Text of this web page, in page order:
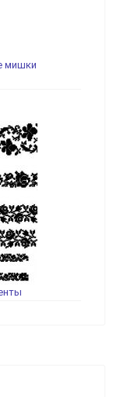
мишки